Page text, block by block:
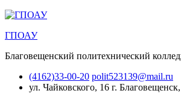
ГПОАУ
Благовещенский политехнический
(4162)33-00-20 polit523139@mail.ru
ул. Чайковского, 16 г.